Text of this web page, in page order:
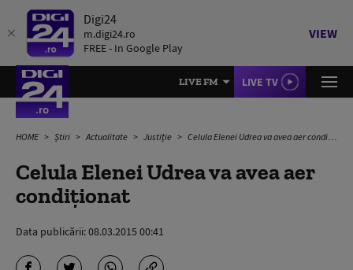
Digi24
m.digi24.ro
FREE - In Google Play
VIEW
LIVE FM LIVE TV
HOME Știri Actualitate Justiție Celula Elenei Udrea va avea aer condiționat
Celula Elenei Udrea va avea aer
condiționat
Data publicării:08.03.2015 00:41